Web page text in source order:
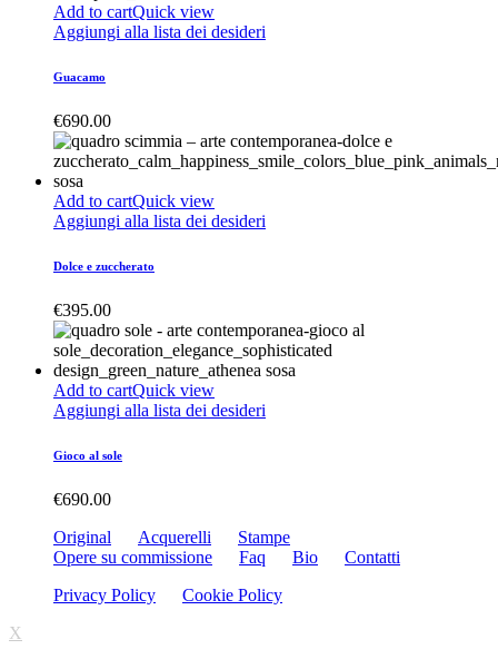
Add to cartQuick view
Aggiungi alla lista dei desideri
Guacamo
€690.00
Add to cartQuick view
Aggiungi alla lista dei desideri
Dolce e zuccherato
€395.00
Add to cartQuick view
Aggiungi alla lista dei desideri
Gioco al sole
€690.00
Original
Acquerelli
Stampe
Opere su commissione
Faq Bio
Contatti
Privacy Policy
Cookie Policy
X